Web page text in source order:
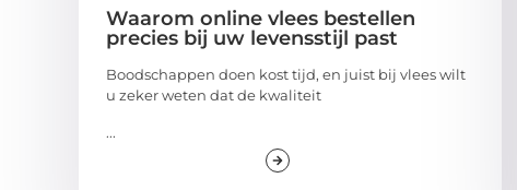
Waarom online vlees bestellen
precies bij uw levensstijl past
Boodschappen doen kost tijd, en juist bij vlees wilt
u zeker weten dat de kwaliteit
...